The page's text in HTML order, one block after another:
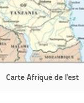
Carte Afrique de l'est